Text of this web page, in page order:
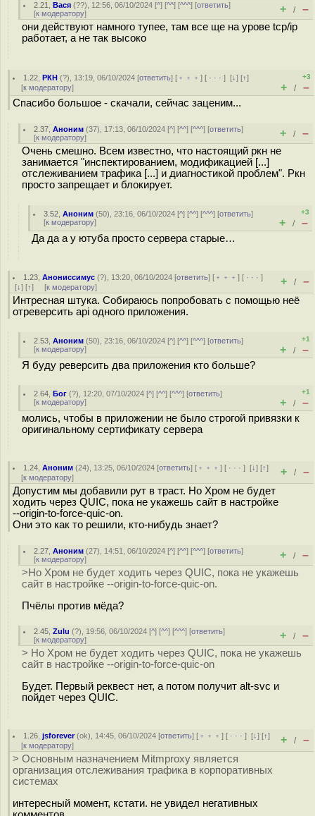
2.21 ,Вася (??), 12:56, 06/10/2024 [^] [^^] [^^^] [ответить]
[к модератору] + / –
они действуют намного тyпее, там все ще на урове tcp/ip
работает, а не так высоко
1.22 ,РКН (?), 13:19, 06/10/2024 [ответить] [ ﹢﹢﹢] [ · · ·][↓] [↑]
[к модератору]
+3
+ / –
Спасибо большое - скачали, сейчас заценим...
2.37 ,Аноним (37), 17:13, 06/10/2024 [^] [^^] [^^^] [ответить]
[к модератору] + / –
Очень смешно. Всем известно, что настоящий ркн не
занимается "инспектированием, модификацией [...]
отслеживанием трафика [...] и диагностикой проблем". Ркн
просто запрещает и блокирует.
3.52 ,Аноним (50), 23:16, 06/10/2024 [^] [^^] [^^^] [ответить]
[к модератору]
+3
+ / –
Да да а у ютуба просто сервера старые…
1.23 ,Анониссимус (?), 13:20, 06/10/2024 [ответить] [ ﹢﹢﹢] [ · · ·]
[↓] [↑] [к модератору] + / –
Интресная штука. Собираюсь попробовать с помощью неё
отреверсить api одного приложения.
2.53 ,Аноним (50), 23:16, 06/10/2024 [^] [^^] [^^^] [ответить]
[к модератору]
+1
+ / –
Я буду реверсить два приложения кто больше?
2.64 ,Бог (?), 12:20, 07/10/2024 [^] [^^] [^^^] [ответить]
[к модератору]
+1
+ / –
молись, чтобы в приложении не было строгой привязки к
оригинальному сертификату сервера
1.24 ,Аноним (24), 13:25, 06/10/2024 [ответить] [ ﹢﹢﹢] [ · · ·][↓] [↑]
[к модератору] + / –
Допустим мы добавили рут в траст. Но Хром не будет
ходить через QUIC, пока не укажешь сайт в настройке
--origin-to-force-quic-on.
Они это как то решили, кто-нибудь знает?
2.27 ,Аноним (27), 14:51, 06/10/2024 [^] [^^] [^^^] [ответить]
[к модератору] + / –
>Но Хром не будет ходить через QUIC, пока не укажешь
сайт в настройке --origin-to-force-quic-on.
Пчёлы против мёда?
2.45 ,Zulu (?), 19:56, 06/10/2024 [^] [^^] [^^^] [ответить]
[к модератору] + / –
> Но Хром не будет ходить через QUIC, пока не укажешь
сайт в настройке --origin-to-force-quic-on
Будет. Первый реквест нет, а потом получит alt-svc и
пойдет через QUIC.
1.26 ,jsforever(ok), 14:45, 06/10/2024 [ответить] [ ﹢﹢﹢] [ · · ·][↓] [↑]
[к модератору] + / –
> Основным назначением Mitmproxy является
организация отслеживания трафика в корпоративных
системах
интересный момент, кстати. не увидел негативных